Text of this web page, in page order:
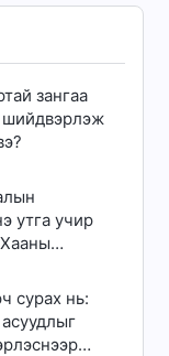
зангаа
шийдвэрлэж
утга учир
сурах нь: